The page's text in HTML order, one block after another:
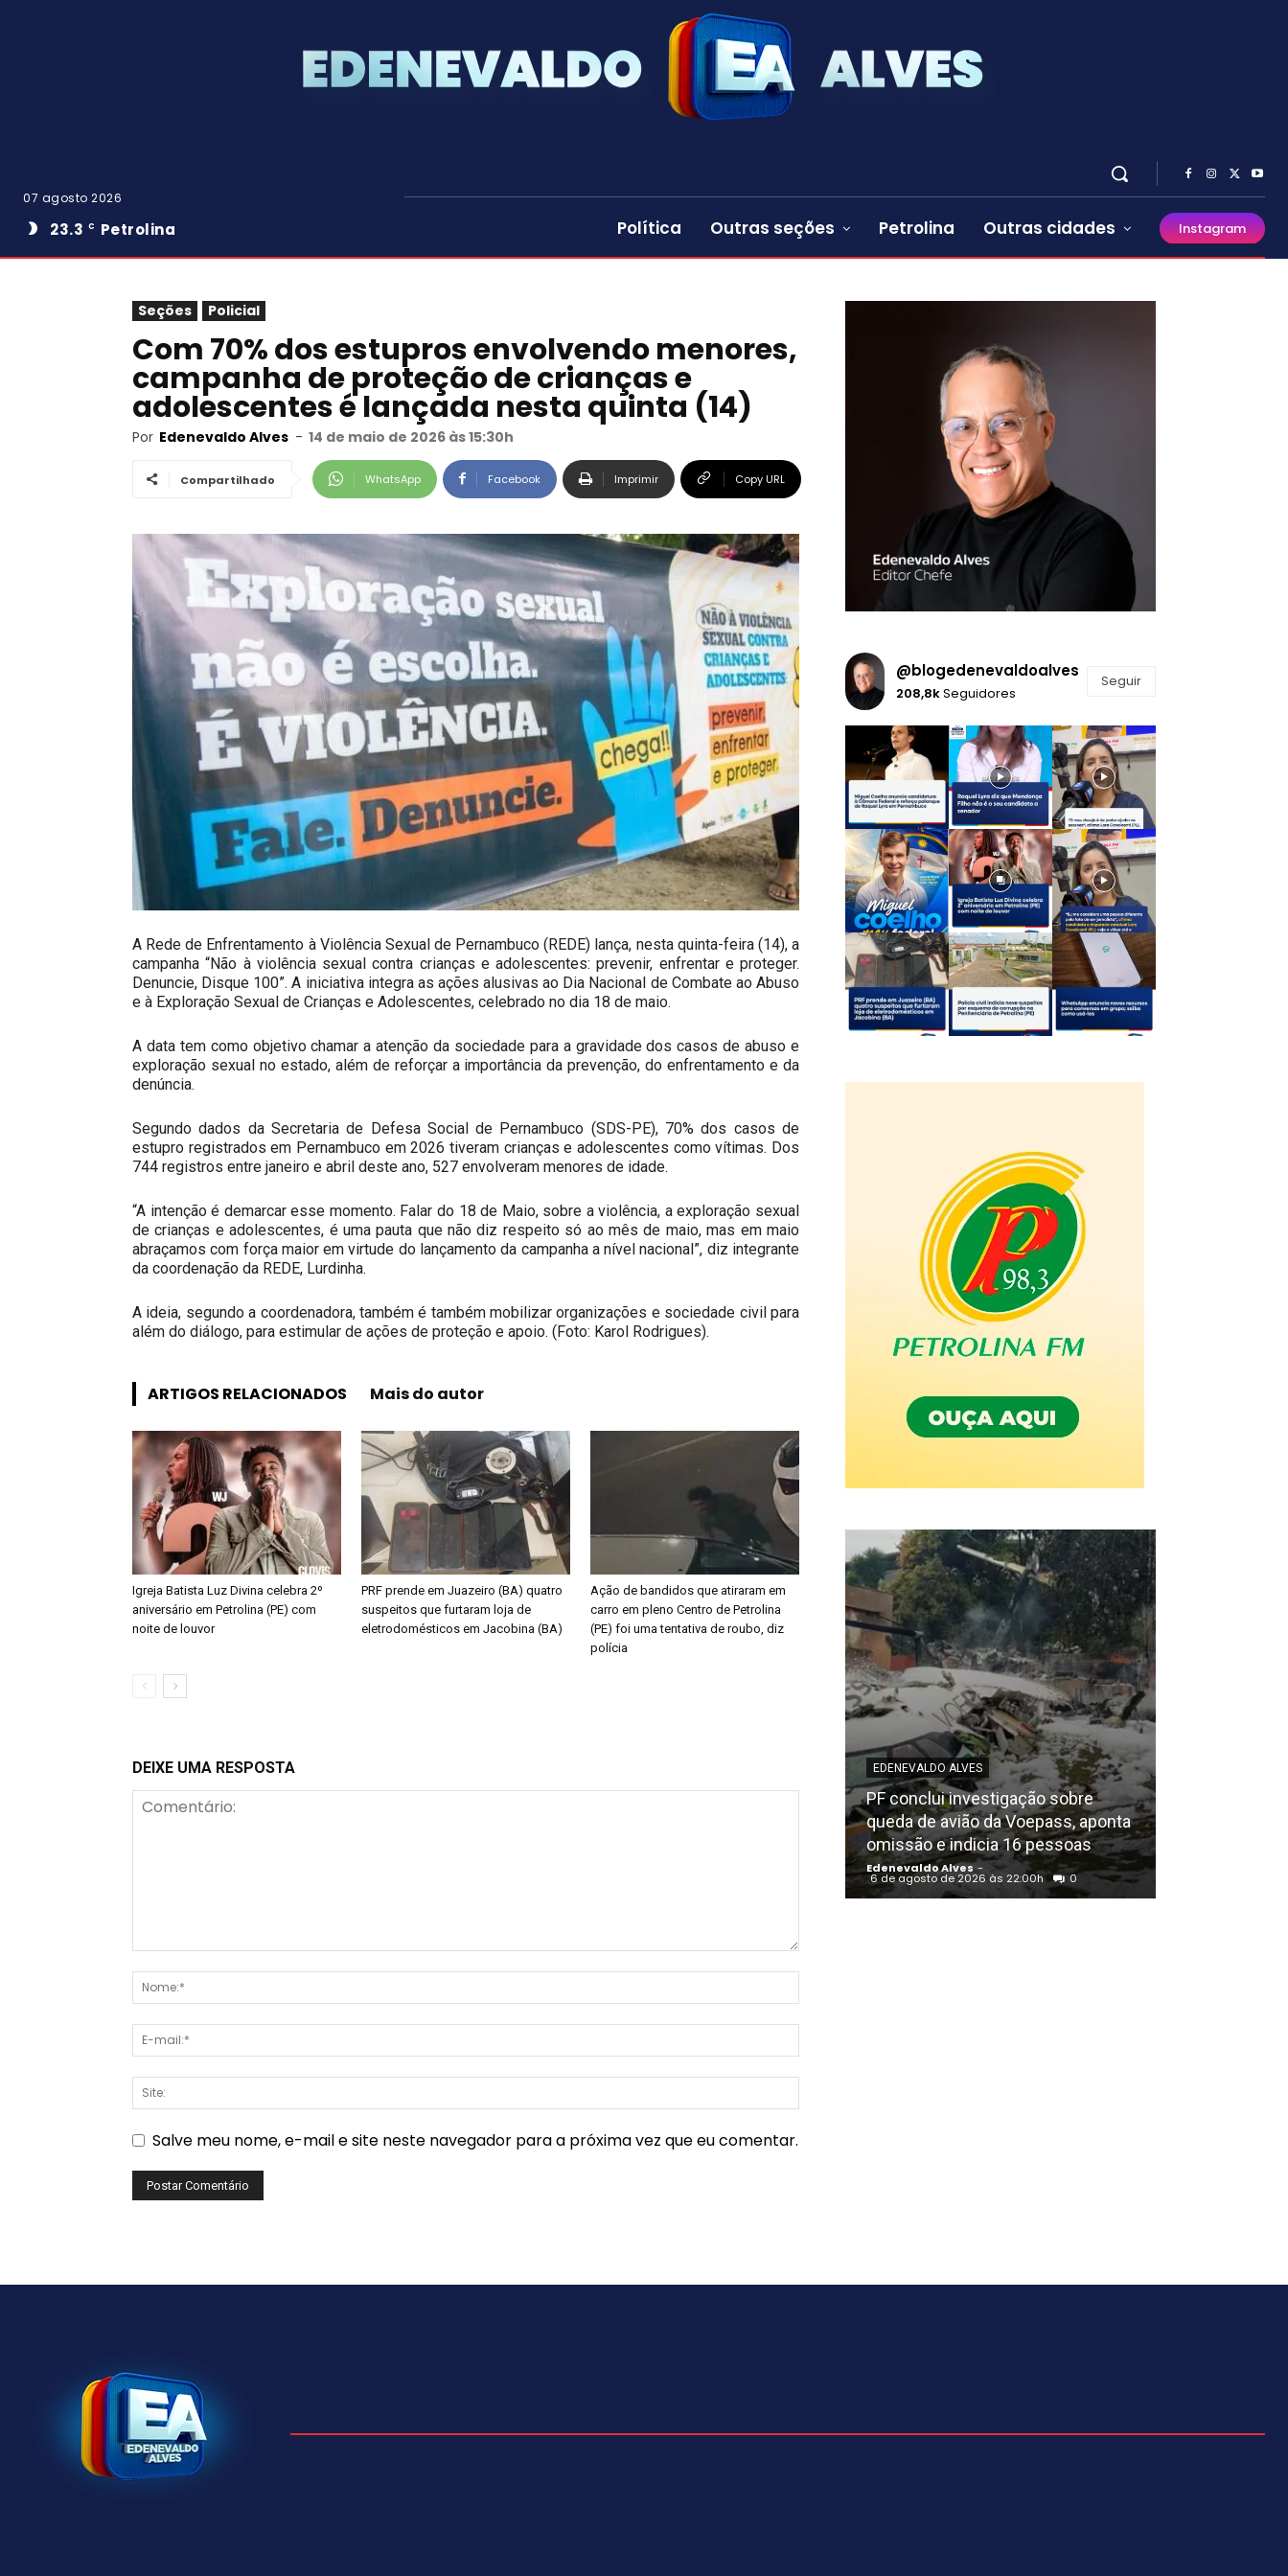
07 agosto 2026
23.3 C Petrolina Política Outras seções Petrolina Outras cidades Instagram
Seções Policial
Com 70% dos estupros envolvendo menores,
campanha de proteção de crianças e
adolescentes é lançada nesta quinta (14)
Por Edenevaldo Alves - 14 de maio de 2026 às 15:30h
Compartilhado WhatsApp Facebook Imprimir Copy URL
A Rede de Enfrentamento à Violência Sexual de Pernambuco (REDE) lança, nesta quinta-feira (14), a
campanha “Não à violência sexual contra crianças e adolescentes: prevenir, enfrentar e proteger.
Denuncie, Disque 100”. A iniciativa integra as ações alusivas ao Dia Nacional de Combate ao Abuso
e à Exploração Sexual de Crianças e Adolescentes, celebrado no dia 18 de maio.
A data tem como objetivo chamar a atenção da sociedade para a gravidade dos casos de abuso e
exploração sexual no estado, além de reforçar a importância da prevenção, do enfrentamento e da
denúncia.
Segundo dados da Secretaria de Defesa Social de Pernambuco (SDS-PE), 70% dos casos de
estupro registrados em Pernambuco em 2026 tiveram crianças e adolescentes como vítimas. Dos
744 registros entre janeiro e abril deste ano, 527 envolveram menores de idade.
“A intenção é demarcar esse momento. Falar do 18 de Maio, sobre a violência, a exploração sexual
de crianças e adolescentes, é uma pauta que não diz respeito só ao mês de maio, mas em maio
abraçamos com força maior em virtude do lançamento da campanha a nível nacional”, diz integrante
da coordenação da REDE, Lurdinha.
A ideia, segundo a coordenadora, também é também mobilizar organizações e sociedade civil para
além do diálogo, para estimular de ações de proteção e apoio. (Foto: Karol Rodrigues).
ARTIGOS RELACIONADOS Mais do autor
Igreja Batista Luz Divina celebra 2º
aniversário em Petrolina (PE) com
noite de louvor
PRF prende em Juazeiro (BA) quatro
suspeitos que furtaram loja de
eletrodomésticos em Jacobina (BA)
Ação de bandidos que atiraram em
carro em pleno Centro de Petrolina
(PE) foi uma tentativa de roubo, diz
polícia
DEIXE UMA RESPOSTA
Salve meu nome, e-mail e site neste navegador para a próxima vez que eu comentar.
@blogedenevaldoalves
208,8kSeguidores
Seguir
EDENEVALDO ALVES
PF conclui investigação sobre
queda de avião da Voepass, aponta
omissão e indicia 16 pessoas
Edenevaldo Alves -
6 de agosto de 2026 às 22:00h 0